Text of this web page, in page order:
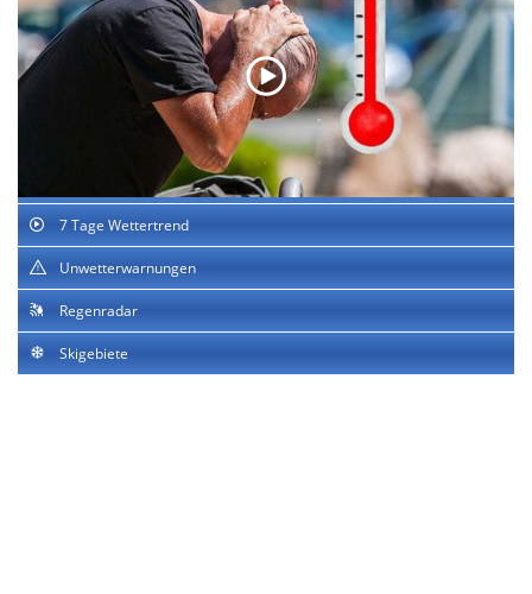
7 Tage Wettertrend
Unwetterwarnungen
Regenradar
Skigebiete